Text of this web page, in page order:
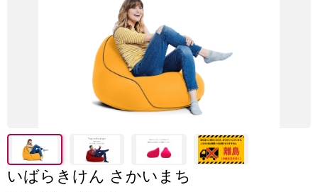
いばらきけん さかいまち